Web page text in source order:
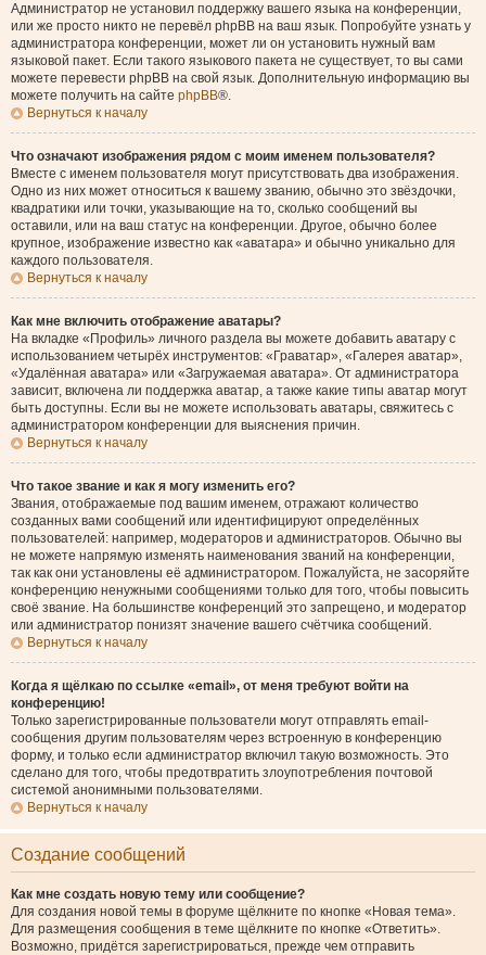
Администратор не установил поддержку вашего языка на конференции,
или же просто никто не перевёл phpBB на ваш язык. Попробуйте узнать у
администратора конференции, может ли он установить нужный вам
языковой пакет. Если такого языкового пакета не существует, то вы сами
можете перевести phpBB на свой язык. Дополнительную информацию вы
можете получить на сайте phpBB®.
Вернуться к началу
Что означают изображения рядом с моим именем пользователя?
Вместе с именем пользователя могут присутствовать два изображения.
Одно из них может относиться к вашему званию, обычно это звёздочки,
квадратики или точки, указывающие на то, сколько сообщений вы
оставили, или на ваш статус на конференции. Другое, обычно более
крупное, изображение известно как «аватара» и обычно уникально для
каждого пользователя.
Вернуться к началу
Как мне включить отображение аватары?
На вкладке «Профиль» личного раздела вы можете добавить аватару с
использованием четырёх инструментов: «Граватар», «Галерея аватар»,
«Удалённая аватара» или «Загружаемая аватара». От администратора
зависит, включена ли поддержка аватар, а также какие типы аватар могут
быть доступны. Если вы не можете использовать аватары, свяжитесь с
администратором конференции для выяснения причин.
Вернуться к началу
Что такое звание и как я могу изменить его?
Звания, отображаемые под вашим именем, отражают количество
созданных вами сообщений или идентифицируют определённых
пользователей: например, модераторов и администраторов. Обычно вы
не можете напрямую изменять наименования званий на конференции,
так как они установлены её администратором. Пожалуйста, не засоряйте
конференцию ненужными сообщениями только для того, чтобы повысить
своё звание. На большинстве конференций это запрещено, и модератор
или администратор понизят значение вашего счётчика сообщений.
Вернуться к началу
Когда я щёлкаю по ссылке «email», от меня требуют войти на
конференцию!
Только зарегистрированные пользователи могут отправлять email-
сообщения другим пользователям через встроенную в конференцию
форму, и только если администратор включил такую возможность. Это
сделано для того, чтобы предотвратить злоупотребления почтовой
системой анонимными пользователями.
Вернуться к началу
Создание сообщений
Как мне создать новую тему или сообщение?
Для создания новой темы в форуме щёлкните по кнопке «Новая тема».
Для размещения сообщения в теме щёлкните по кнопке «Ответить».
Возможно, придётся зарегистрироваться, прежде чем отправить